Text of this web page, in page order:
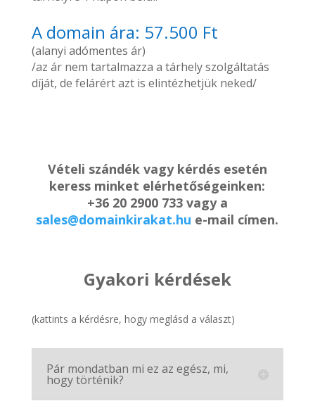
A domain ára: 57.500 Ft
(alanyi adómentes ár)
/az ár nem tartalmazza a tárhely szolgáltatás
díját, de felárért azt is elintézhetjük neked/
Vételi szándék vagy kérdés esetén
keress minket elérhetőségeinken:
+36 20 2900 733 vagy a
sales@domainkirakat.hu e-mail címen.
Gyakori kérdések
(kattints a kérdésre, hogy meglásd a választ)
Pár mondatban mi ez az egész, mi,
hogy történik?